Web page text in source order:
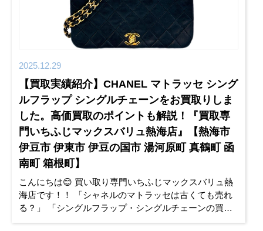
2025.12.29
【買取実績紹介】CHANEL マトラッセ シング
ルフラップ シングルチェーンをお買取りしま
した。高価買取のポイントも解説！『買取専
門いちふじマックスバリュ熱海店』【熱海市
伊豆市 伊東市 伊豆の国市 湯河原町 真鶴町 函
南町 箱根町】
こんにちは😊 買い取り専門いちふじマックスバリュ熱
海店です！！ 「シャネルのマトラッセは古くても売れ
る？」 「シングルフラップ・シングルチェーンの買取
相場が知りたい」 今回は当店で実際にお買取りした